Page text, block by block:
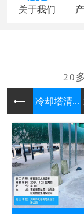
关于我们
冷却塔清...